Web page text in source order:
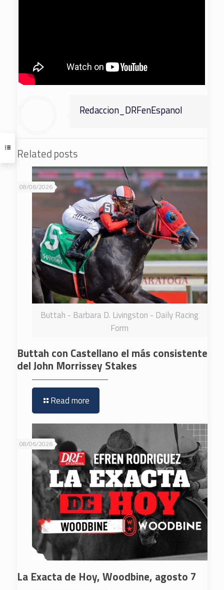
Redaccion_DRFenEspanol
Related posts
Buttah - Barbara D. Livingston - Daily Racing
Form
08/06/2026
Buttah con Castellano el más consistente
del John Morrissey Stakes
Read more
08/06/2026
La Exacta de Hoy, Woodbine, agosto 7